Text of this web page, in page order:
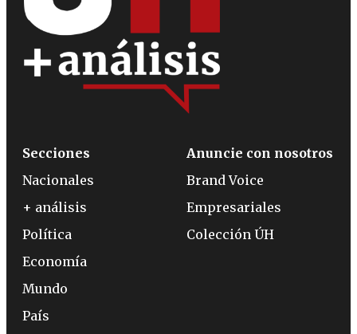
Secciones
Nacionales
+ análisis
Política
Economía
Mundo
País
Anuncie con nosotros
Brand Voice
Empresariales
Colección ÚH